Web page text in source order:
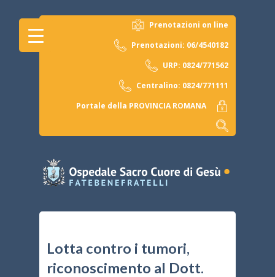
Prenotazioni on line
Prenotazioni: 06/4540182
URP: 0824/771562
Centralino: 0824/771111
Portale della PROVINCIA ROMANA
Lotta contro i tumori,
riconoscimento al Dott.